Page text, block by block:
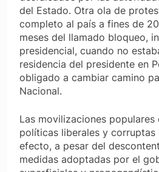
del Estado. Otra ola de
completo al país a fines de
meses del llamado bloqueo,
presidencial, cuando no
residencia del presidente en
obligado a cambiar camino
Nacional.
Las movilizaciones populares
políticas liberales y corruptas
efecto, a pesar del
medidas adoptadas por el